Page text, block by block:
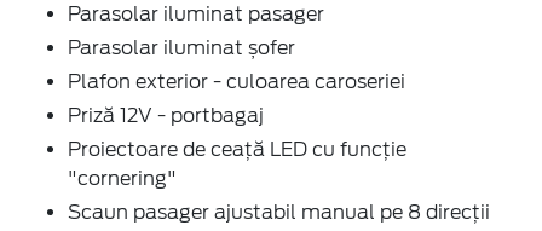
Parasolar iluminat pasager
Parasolar iluminat șofer
Plafon exterior - culoarea caroseriei
Priză 12V - portbagaj
Proiectoare de ceață LED cu funcție
"cornering"
Scaun pasager ajustabil manual pe 8 direcții